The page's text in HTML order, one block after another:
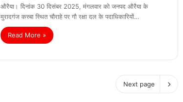
औरैया। दिनांक 30 दिसंबर 2025, मंगलवार को जनपद औरैया के
मुरादगंज कस्बा स्थित चौराहे पर गौ रक्षा दल के पदाधिकारियों…
Read More »
Next page